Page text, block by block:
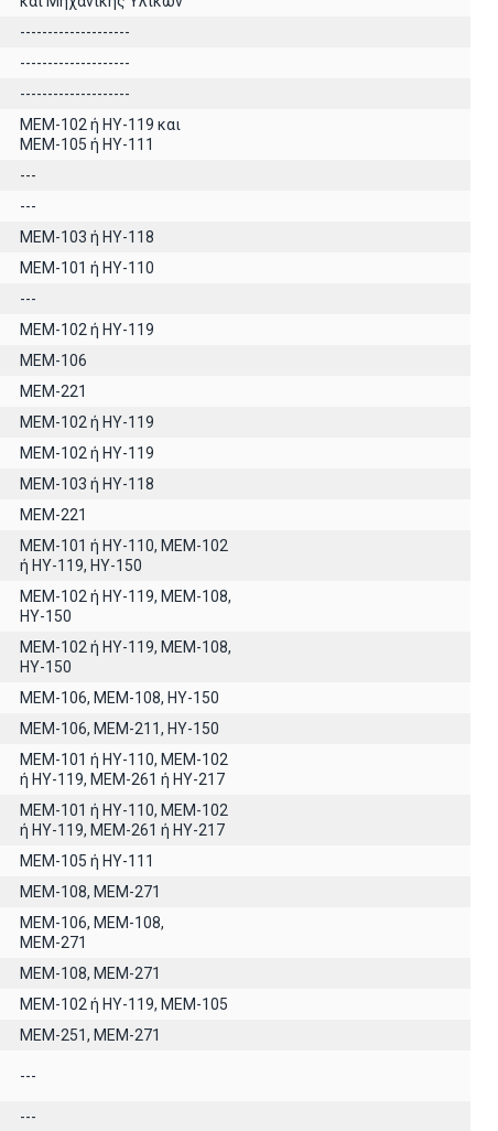
--------------------
--------------------
--------------------
MEM-102 ή ΗΥ-119 και
ΜΕΜ-105 ή ΗΥ-111
---
---
ΜΕΜ-103 ή ΗΥ-118
ΜΕΜ-101 ή ΗΥ-110
---
ΜΕΜ-102 ή ΗΥ-119
MEM-106
MEM-221
MEM-102 ή ΗΥ-119
MEM-102 ή ΗΥ-119
ΜΕΜ-103 ή ΗΥ-118
MEM-221
ΜΕΜ-101 ή ΗΥ-110, MEM-102
ή ΗΥ-119, ΗΥ-150
MEM-102 ή ΗΥ-119, ΜΕΜ-108,
ΗΥ-150
ΜΕΜ-102 ή ΗΥ-119, ΜΕΜ-108,
ΗΥ-150
ΜΕΜ-106, ΜΕΜ-108, ΗΥ-150
ΜΕΜ-106, ΜΕΜ-211, ΗΥ-150
ΜΕΜ-101 ή ΗΥ-110, MEM-102
ή ΗΥ-119, ΜΕΜ-261 ή ΗΥ-217
ΜΕΜ-101 ή ΗΥ-110, MEM-102
ή ΗΥ-119, ΜΕΜ-261 ή ΗΥ-217
ΜΕΜ-105 ή ΗΥ-111
ΜΕΜ-108, ΜΕΜ-271
ΜΕΜ-106, ΜΕΜ-108,
ΜΕΜ-271
ΜΕΜ-108, ΜΕΜ-271
ΜΕΜ-102 ή ΗΥ-119, ΜΕΜ-105
ΜΕΜ-251, ΜΕΜ-271
---
---